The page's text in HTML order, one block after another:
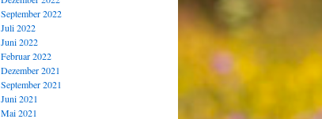
September 2022
Juli 2022
Juni 2022
Februar 2022
Dezember 2021
September 2021
Juni 2021
Mai 2021